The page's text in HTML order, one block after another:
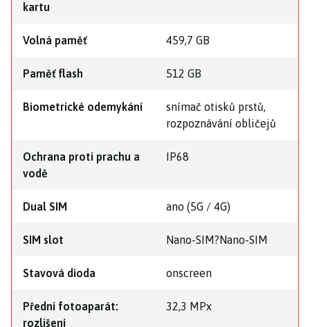
kartu
Volná paměť 459,7 GB
Paměť flash 512 GB
Biometrické odemykání
snímač otisků prstů,
rozpoznávání obličejů
Ochrana proti prachu a
vodě
IP68
Dual SIM ano (5G / 4G)
SIM slot Nano-SIM?Nano-SIM
Stavová dioda onscreen
Přední fotoaparát:
rozlišení
32,3 MPx